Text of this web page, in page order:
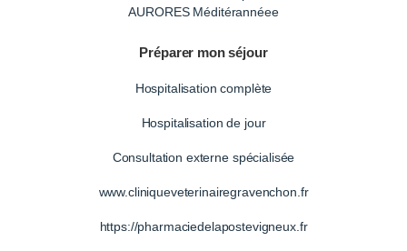
AURORES Méditérannéee
Préparer mon séjour
Hospitalisation complète
Hospitalisation de jour
Consultation externe spécialisée
www.cliniqueveterinairegravenchon.fr
https://pharmaciedelapostevigneux.fr